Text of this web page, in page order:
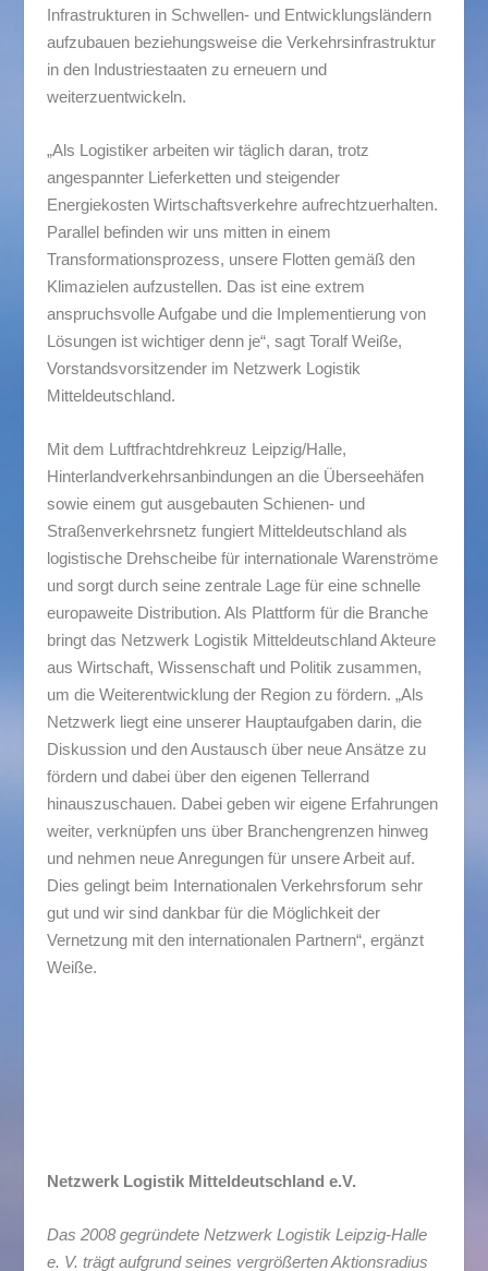
Infrastrukturen in Schwellen- und Entwicklungsländern
aufzubauen beziehungsweise die Verkehrsinfrastruktur
in den Industriestaaten zu erneuern und
weiterzuentwickeln.
„Als Logistiker arbeiten wir täglich daran, trotz
angespannter Lieferketten und steigender
Energiekosten Wirtschaftsverkehre aufrechtzuerhalten.
Parallel befinden wir uns mitten in einem
Transformationsprozess, unsere Flotten gemäß den
Klimazielen aufzustellen. Das ist eine extrem
anspruchsvolle Aufgabe und die Implementierung von
Lösungen ist wichtiger denn je“, sagt Toralf Weiße,
Vorstandsvorsitzender im Netzwerk Logistik
Mitteldeutschland.
Mit dem Luftfrachtdrehkreuz Leipzig/Halle,
Hinterlandverkehrsanbindungen an die Überseehäfen
sowie einem gut ausgebauten Schienen- und
Straßenverkehrsnetz fungiert Mitteldeutschland als
logistische Drehscheibe für internationale Warenströme
und sorgt durch seine zentrale Lage für eine schnelle
europaweite Distribution. Als Plattform für die Branche
bringt das Netzwerk Logistik Mitteldeutschland Akteure
aus Wirtschaft, Wissenschaft und Politik zusammen,
um die Weiterentwicklung der Region zu fördern. „Als
Netzwerk liegt eine unserer Hauptaufgaben darin, die
Diskussion und den Austausch über neue Ansätze zu
fördern und dabei über den eigenen Tellerrand
hinauszuschauen. Dabei geben wir eigene Erfahrungen
weiter, verknüpfen uns über Branchengrenzen hinweg
und nehmen neue Anregungen für unsere Arbeit auf.
Dies gelingt beim Internationalen Verkehrsforum sehr
gut und wir sind dankbar für die Möglichkeit der
Vernetzung mit den internationalen Partnern“, ergänzt
Weiße.
Netzwerk Logistik Mitteldeutschland e.V.
Das 2008 gegründete Netzwerk Logistik Leipzig-Halle
e. V. trägt aufgrund seines vergrößerten Aktionsradius